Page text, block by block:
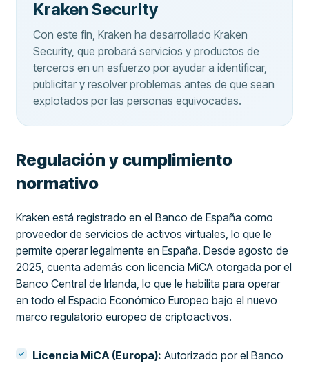
Kraken Security
Con este fin, Kraken ha desarrollado Kraken
Security, que probará servicios y productos de
terceros en un esfuerzo por ayudar a identificar,
publicitar y resolver problemas antes de que sean
explotados por las personas equivocadas.
Regulación y cumplimiento
normativo
Kraken está registrado en el Banco de España como
proveedor de servicios de activos virtuales, lo que le
permite operar legalmente en España. Desde agosto de
2025, cuenta además con licencia MiCA otorgada por el
Banco Central de Irlanda, lo que le habilita para operar
en todo el Espacio Económico Europeo bajo el nuevo
marco regulatorio europeo de criptoactivos.
Licencia MiCA (Europa): Autorizado por el Banco